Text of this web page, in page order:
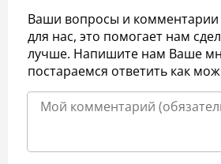
Ваши вопросы и
для нас, это помогает нам
лучше. Напишите нам Ваше
постараемся ответить как